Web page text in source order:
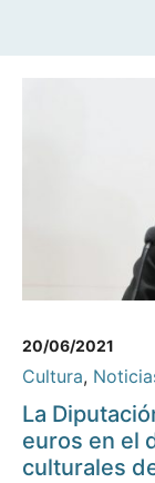
20/06/2021
Cultura,
La
euros en el
culturales